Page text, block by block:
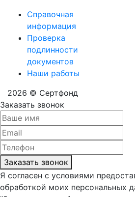
Справочная
информация
Проверка
подлинности
документов
Наши работы
2026 © Сертфонд
Заказать звонок
Заказать звонок
Я согласен с условиями
обработкой моих персональных